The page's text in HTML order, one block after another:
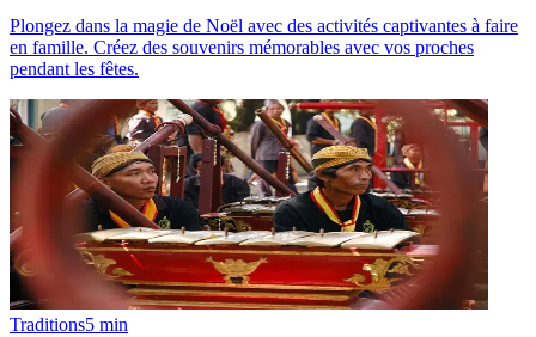
Plongez dans la magie de Noël avec des activités captivantes à faire
en famille. Créez des souvenirs mémorables avec vos proches
pendant les fêtes.
Traditions5 min